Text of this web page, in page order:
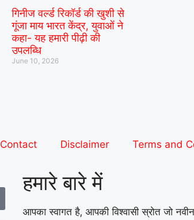
गिनीज वर्ल्ड रिकॉर्ड की खुशी से
गूंजा माय भारत केंद्र, युवाओं ने
कहा- यह हमारी पीढ़ी की
उपलब्धि
June 10, 2026
Contact Disclaimer Terms and
हमारे बारे में
आपका स्वागत है, आपकी विश्वासी स्रोत जो